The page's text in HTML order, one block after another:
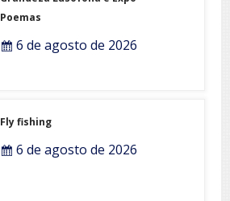
Poemas
6 de agosto de 2026
Fly fishing
6 de agosto de 2026